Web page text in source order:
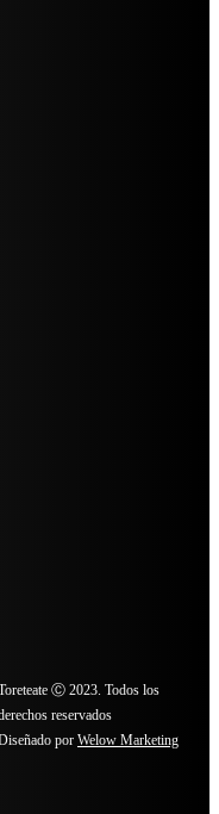
Ⓒ 2023. Todos los
reservados
por Welow Marketing